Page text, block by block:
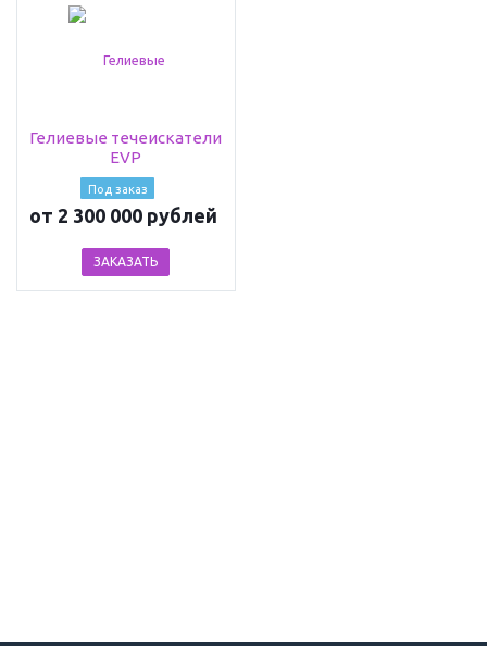
Гелиевые течеискатели
EVP
Под заказ
от 2 300 000 рублей
ЗАКАЗАТЬ